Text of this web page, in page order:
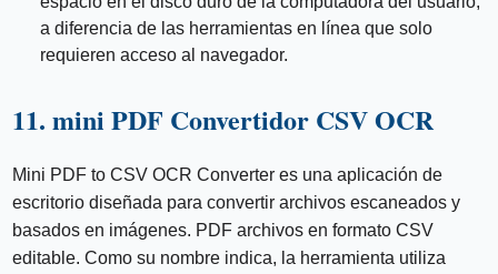
a diferencia de las herramientas en línea que solo
requieren acceso al navegador.
11. mini PDF Convertidor CSV OCR
Mini PDF to CSV OCR Converter es una aplicación de
escritorio diseñada para convertir archivos escaneados y
basados ​​en imágenes. PDF archivos en formato CSV
editable. Como su nombre indica, la herramienta utiliza